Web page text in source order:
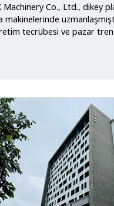
Machinery Co., Ltd., dikey
makinelerinde
tecrübesi ve pazar